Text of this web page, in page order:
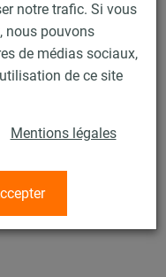
notre trafic. Si vous
nous pouvons
de médias sociaux,
de ce site
Mentions légales